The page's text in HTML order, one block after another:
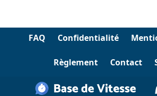
FAQ Confidentialité
Règlement Contact